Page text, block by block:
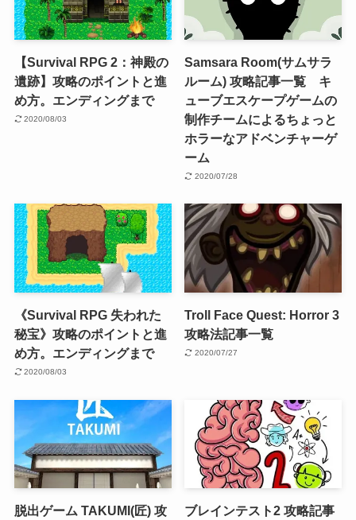
【Survival RPG 2：神殿の
遺跡】攻略のポイントと進
め方。エンディングまで
2020/08/03
Samsara Room(サムサラ
ルーム) 攻略記事一覧 キ
ューブエスケープゲームの
制作チームによるちょっと
ホラーなアドベンチャーゲ
ーム
2020/07/28
《Survival RPG 失われた
秘宝》攻略のポイントと進
め方。エンディングまで
2020/08/03
Troll Face Quest: Horror 3
攻略法記事一覧
2020/07/27
脱出ゲーム TAKUMI(匠) 攻
ブレインテスト2 攻略記事